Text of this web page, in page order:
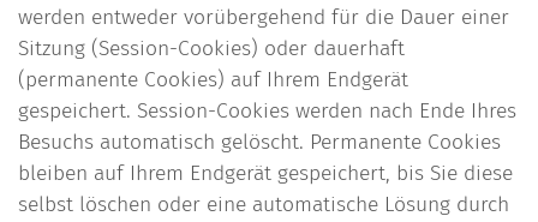
werden entweder vorübergehend für die Dauer einer
Sitzung (Session-Cookies) oder dauerhaft
(permanente Cookies) auf Ihrem Endgerät
gespeichert. Session-Cookies werden nach Ende Ihres
Besuchs automatisch gelöscht. Permanente Cookies
bleiben auf Ihrem Endgerät gespeichert, bis Sie diese
selbst löschen oder eine automatische Lösung durch